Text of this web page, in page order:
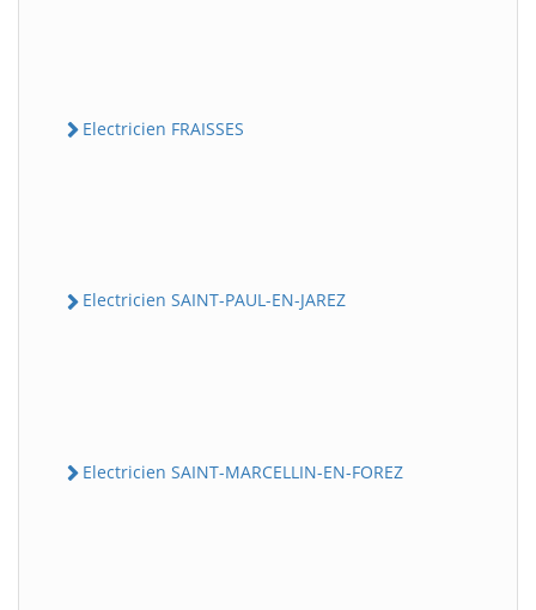
Electricien FRAISSES
Electricien SAINT-PAUL-EN-JAREZ
Electricien SAINT-MARCELLIN-EN-FOREZ